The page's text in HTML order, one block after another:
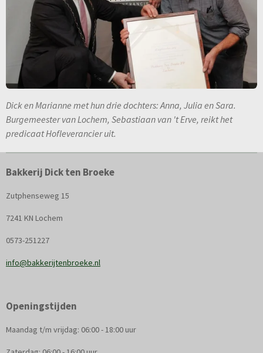
Dick en Marianne met hun drie dochters: Anna, Julia en Sara.
Burgemeester van Lochem, Sebastiaan van 't Erve, reikt het
predicaat Hofleverancier uit.
Bakkerij Dick ten Broeke
Zutphenseweg 15
7241 KN Lochem
0573-251227
info@bakkerijtenbroeke.nl
Openingstijden
Maandag t/m vrijdag: 06:00 - 18:00 uur